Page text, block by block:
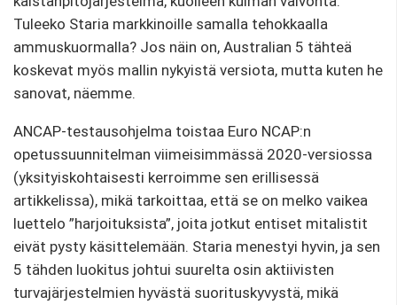
Tuleeko Staria markkinoille samalla tehokkaalla
ammuskuormalla? Jos näin on, Australian 5 tähteä
koskevat myös mallin nykyistä versiota, mutta kuten he
sanovat, näemme.
ANCAP-testausohjelma toistaa Euro NCAP:n
opetussuunnitelman viimeisimmässä 2020-versiossa
(yksityiskohtaisesti kerroimme sen erillisessä
artikkelissa), mikä tarkoittaa, että se on melko vaikea
luettelo ”harjoituksista”, joita jotkut entiset mitalistit
eivät pysty käsittelemään. Staria menestyi hyvin, ja sen
5 tähden luokitus johtui suurelta osin aktiivisten
turvajärjestelmien hyvästä suorituskyvystä, mikä